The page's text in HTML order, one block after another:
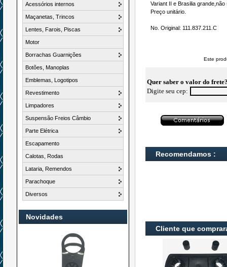
Acessórios internos
Maçanetas, Trincos
Lentes, Farois, Piscas
Motor
Borrachas Guarnições
Botões, Manoplas
Emblemas, Logotipos
Revestimento
Limpadores
Suspensão Freios Câmbio
Parte Elétrica
Escapamento
Calotas, Rodas
Lataria, Remendos
Parachoque
Diversos
Novidades
Variant II e Brasilia
Preço unitário.
No. Original: 111.837.211.C
Este
Quer saber o valor do
Digite seu cep:
Recomendamos :
Cliente que